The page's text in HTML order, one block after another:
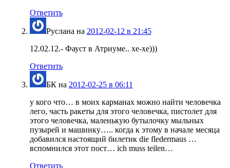
Ответить
Руслана на 2012-02-12 в 21:45
12.02.12.- Фауст в Атриуме.. хе-хе)))
Ответить
БКна 2012-02-25 в 06:11
у кого что… в моих карманах можно найти человечка
лего, часть ракеты для этого человечка, пистолет для
этого человечка, маленькую бутылочку мыльных
пузырей и машинку….. когда к этому в начале месяца
добавился настоящий билетик die fledermaus …
вспомнился этот пост… ich muss teilen…
Ответить